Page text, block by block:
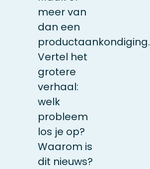
meer van
dan een
productaankondiging.
Vertel het
grotere
verhaal:
welk
probleem
los je op?
Waarom is
dit nieuws?